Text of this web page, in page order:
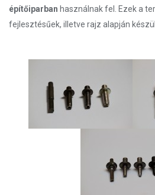
építőiparban használnak fel. Ezek a
fejlesztésűek, illetve rajz alapján